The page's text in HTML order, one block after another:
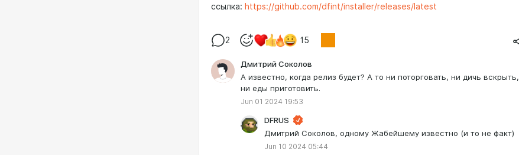
ссылка: https://github.com/dfint/installer/releases/latest
2 15
Дмитрий Соколов
А известно, когда релиз будет? А то ни поторговать, ни дичь вскрыть,
ни еды приготовить.
Jun 01 2024 19:53
DFRUS
Дмитрий Соколов, одному Жабейшему известно (и то не факт)
Jun 10 2024 05:44